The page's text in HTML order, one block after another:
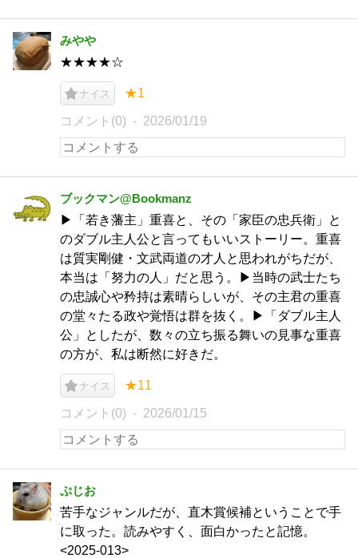
みやや
★★★★☆
ナイス ★1
コメント(0) 2026/01/19
ブックマン@Bookmanz
▶「若き藩主」重喜と、その「家臣の忠兵衛」と
のダブル主人公と言ってもいいストーリー。重喜
は質実剛健・文武両道の才人と思われがちだが、
本当は「努力の人」だと思う。▶当時の武士たち
の忠誠心や矜持は素晴らしいが、その主君の重喜
の堂々たる政や覚悟は群を抜く。▶「ダブル主人
公」としたが、数々の立ち振る舞いの見事な重喜
の方が、私は断然に好きだ。
ナイス ★11
コメント(0) 2026/01/15
ぷじお
苦手なジャンルだが、直木賞候補ということで手
に取った。読みやすく、面白かったと記憶。
<2025-013>